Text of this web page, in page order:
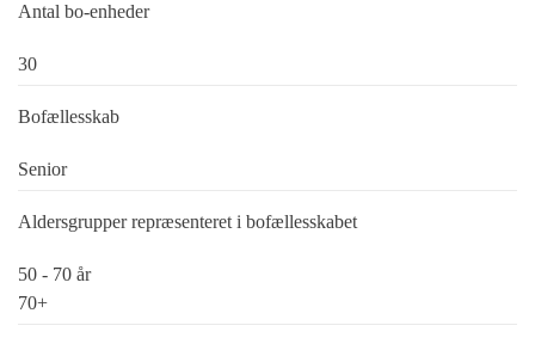
Antal bo-enheder
30
Bofællesskab
Senior
Aldersgrupper repræsenteret i bofællesskabet
50 - 70 år
70+